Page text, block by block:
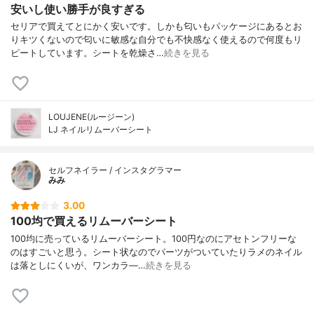
安いし使い勝手が良すぎる
セリアで買えてとにかく安いです。しかも匂いもパッケージにあるとお
りキツくないので匂いに敏感な自分でも不快感なく使えるので何度もリ
ピートしています。シートを乾燥さ…続きを見る
LOUJENE(ルージーン)
LJ ネイルリムーバーシート
セルフネイラー / インスタグラマー
みみ
3.00
100均で買えるリムーバーシート
100均に売っているリムーバーシート。100円なのにアセトンフリーな
のはすごいと思う。シート状なのでパーツがついていたりラメのネイル
は落としにくいが、ワンカラ―…続きを見る